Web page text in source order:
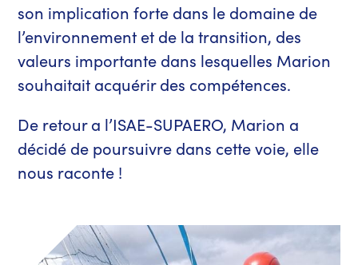
son implication forte dans le domaine de
l’environnement et de la transition, des
valeurs importante dans lesquelles Marion
souhaitait acquérir des compétences.
De retour a l’ISAE-SUPAERO, Marion a
décidé de poursuivre dans cette voie, elle
nous raconte !